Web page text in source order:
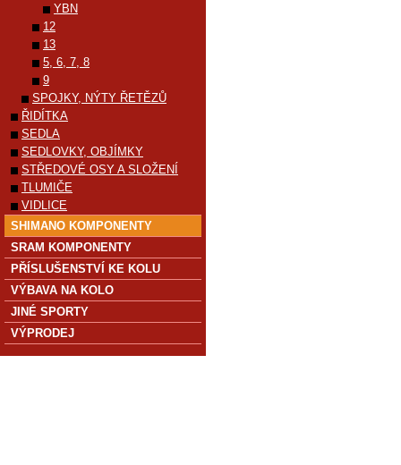
YBN
12
13
5, 6, 7, 8
9
SPOJKY, NÝTY ŘETĚZŮ
ŘIDÍTKA
SEDLA
SEDLOVKY, OBJÍMKY
STŘEDOVÉ OSY A SLOŽENÍ
TLUMIČE
VIDLICE
SHIMANO KOMPONENTY
SRAM KOMPONENTY
PŘÍSLUŠENSTVÍ KE KOLU
VÝBAVA NA KOLO
JINÉ SPORTY
VÝPRODEJ